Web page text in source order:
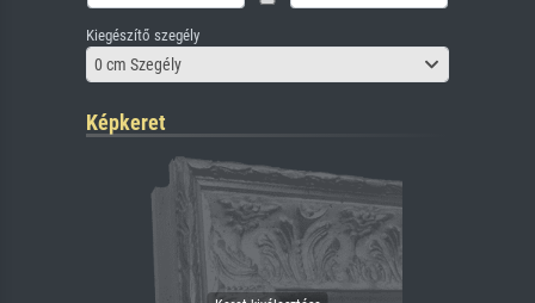
Kiegészítő szegély
0 cm Szegély
Képkeret